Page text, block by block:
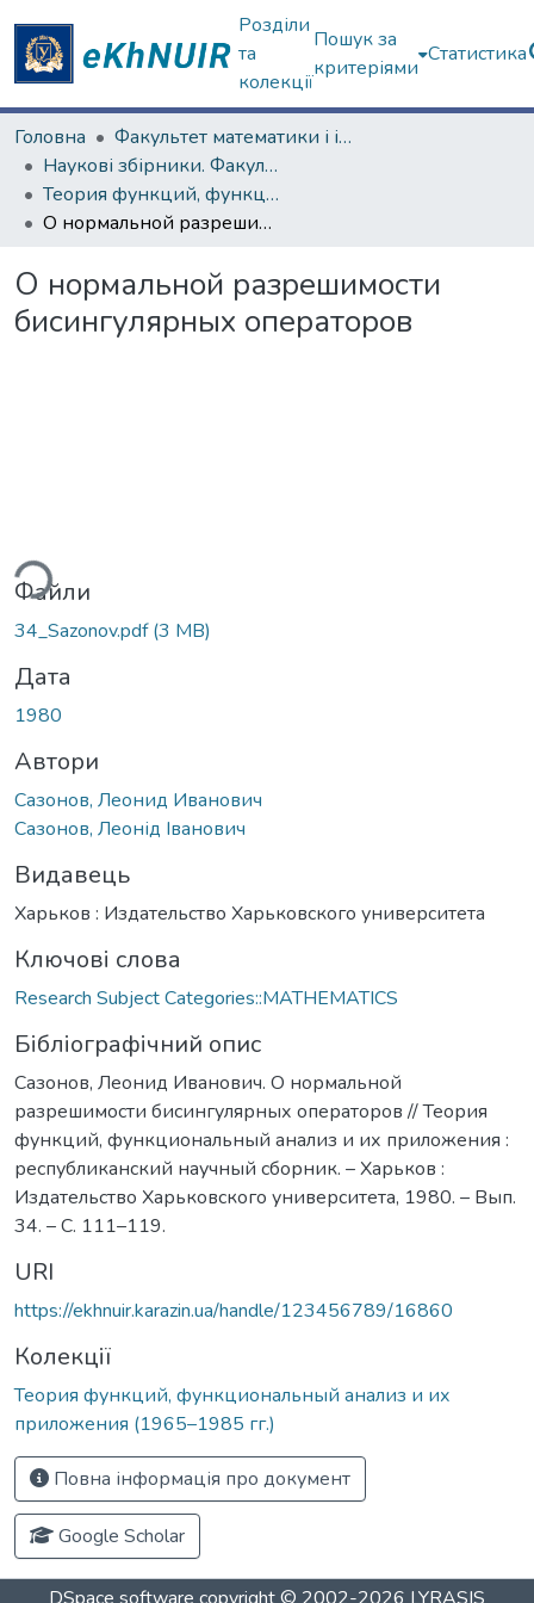
Розділи
та
колекції
Пошук за
критеріями
Статистика
Головна
Факультет математики і інформатики
Наукові збірники. Факультет математики і інформатики
Теория функций, функциональный анализ и их приложения (1965–1985 гг.)
О нормальной разрешимости бисингулярных операторов
О нормальной разрешимости
бисингулярных операторов
Файли
34_Sazonov.pdf(3 MB)
Дата
1980
Автори
Сазонов, Леонид Иванович
Сазонов, Леонід Іванович
Видавець
Харьков : Издательство Харьковского университета
Ключові слова
Research Subject Categories::MATHEMATICS
Бібліографічний опис
Сазонов, Леонид Иванович. О нормальной
разрешимости бисингулярных операторов // Теория
функций, функциональный анализ и их приложения :
республиканский научный сборник. – Харьков :
Издательство Харьковского университета, 1980. – Вып.
34. – С. 111–119.
URI
https://ekhnuir.karazin.ua/handle/123456789/16860
Колекції
Теория функций, функциональный анализ и их
приложения (1965–1985 гг.)
Повна інформація про документ
Google Scholar